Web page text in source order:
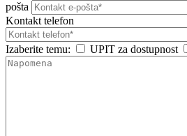
pošta
Kontakt telefon
Izaberite temu: UPIT za dostupnost